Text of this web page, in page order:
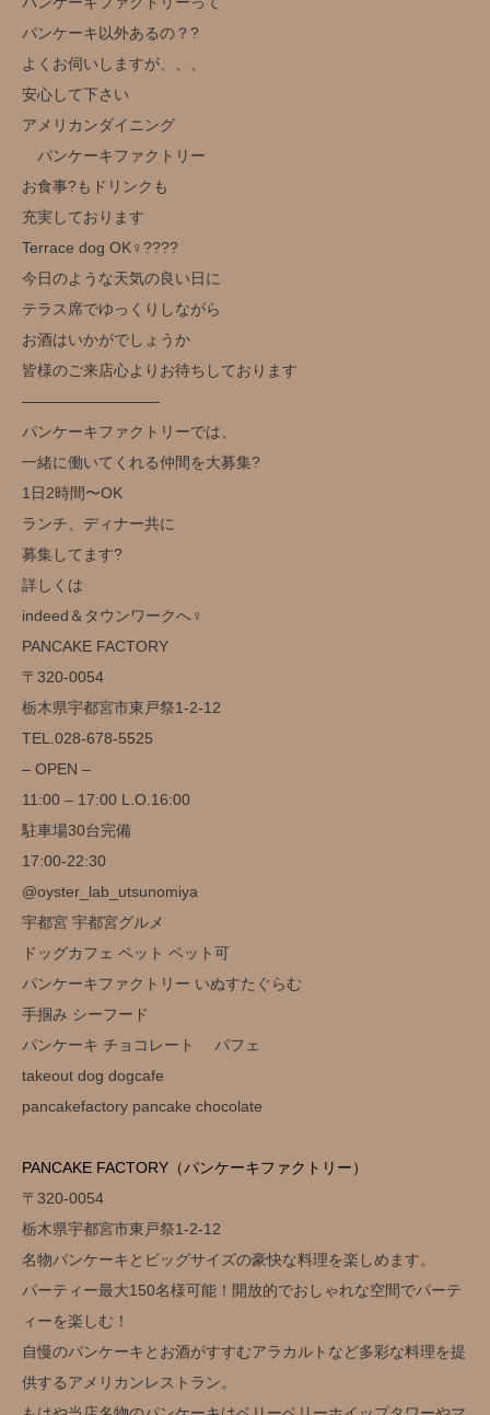
パンケーキ以外あるの？?
よくお伺いしますが、、、
安心して下さい
アメリカンダイニング
パンケーキファクトリー
お食事?もドリンクも
充実しております
Terrace dog OK‍♀️??‍??
今日のような天気の良い日に
テラス席でゆっくりしながら
お酒はいかがでしょうか️
皆様のご来店心よりお待ちしております
—————————
パンケーキファクトリーでは、
一緒に働いてくれる仲間を大募集?
1日2時間〜OK
ランチ、ディナー共に
募集してます?
詳しくは
indeed＆タウンワークへ‍♀️
️PANCAKE FACTORY️
〒320-0054
栃木県宇都宮市東戸祭1-2-12
TEL.028-678-5525
– OPEN –
11:00 – 17:00 L.O.16:00
駐車場30台完備️
17:00-22:30
@oyster_lab_utsunomiya
宇都宮 宇都宮グルメ
ドッグカフェ ペット ペット可
パンケーキファクトリー いぬすたぐらむ
手掴み シーフード
パンケーキ チョコレート パフェ
takeout dog dogcafe
pancakefactory pancake chocolate
PANCAKE FACTORY（パンケーキファクトリー）
〒320-0054
栃木県宇都宮市東戸祭1-2-12
名物パンケーキとビッグサイズの豪快な料理を楽しめます。
パーティー最大150名様可能！開放的でおしゃれな空間でパーテ
ィーを楽しむ！
自慢のパンケーキとお酒がすすむアラカルトなど多彩な料理を提
供するアメリカンレストラン。